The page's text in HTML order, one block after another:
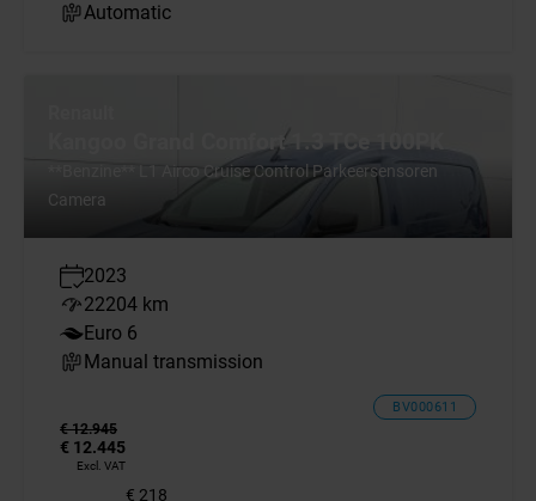
Automatic
Kangoo Grand Comfort 1.3 TCe 100PK
**Benzine** L1 Airco Cruise Control Parkeersensoren
Camera
2023
22204 km
Euro 6
Manual transmission
BV000611
€ 12.945
€ 12.445
Excl. VAT
€ 218